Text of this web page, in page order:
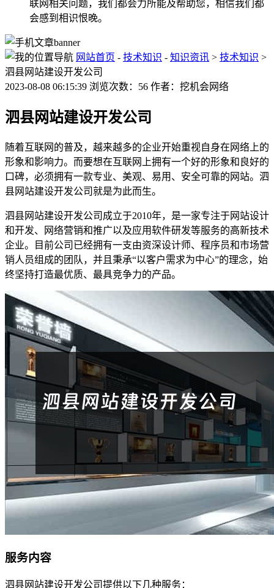
联网相关问题，我们都会力所能及帮助您，相信我们都
会感到相识恨晚。
网站首页 - 技术知识 - 知识资讯 > 技术知识 >
泗县网站建设开发公司
2023-08-08 06:15:39 浏览次数：56 作者：挖机会网络
泗县网站建设开发公司
随着互联网的普及，越来越多的企业开始重视自身在网络上的
形象和影响力。而要想在互联网上拥有一个好的形象和良好的
口碑，必须拥有一款专业、美观、易用、安全可靠的网站。泗
县网站建设开发公司就是为此而生。
泗县网站建设开发公司成立于2010年，是一家专注于网站设计
和开发、网络营销和推广以及应用软件研发等服务的高新技术
企业。目前公司已经拥有一支由资深设计师、程序员和市场营
销人员组成的团队，并且秉承“以客户需求为中心”的理念，始
终坚持打造最优质、最具竞争力的产品。
服务内容
泗县网站建设开发公司提供以下几种服务：